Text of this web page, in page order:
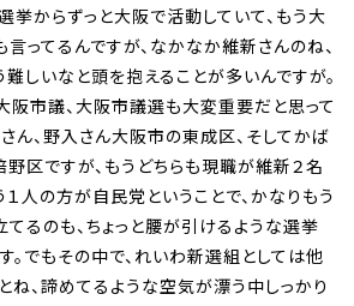
挙からずっと大阪で活動していて、もう大
ってるんですが、なかなか維新さんのね、
しいなと頭を抱えることが多いんですが。
阪市議、大阪市議選も大変重要だと思って
さん、野入さん大阪市の東成区、そしてかば
区ですが、もうどちらも現職が維新２名
１人の方が自民党ということで、かなりもう
るのも、ちょっと腰が引けるような選挙
。でもその中で、れいわ新選組としては他
ね、諦めてるような空気が漂う中しっかり